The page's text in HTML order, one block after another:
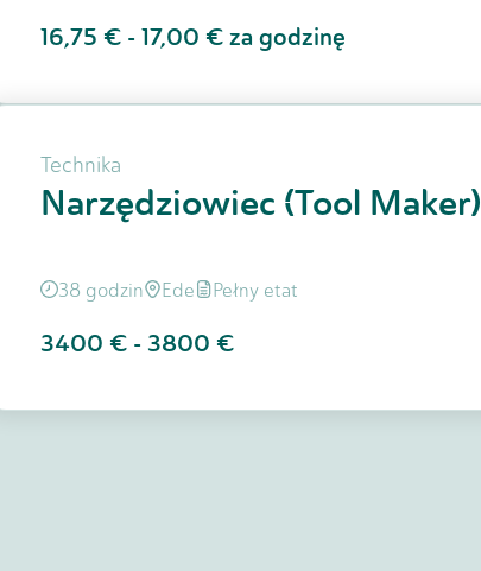
16,75 € - 17,00 €za godzinę
Technika
Narzędziowiec (Tool Maker)
38 godzin Ede Pełny etat
3400 € - 3800 €